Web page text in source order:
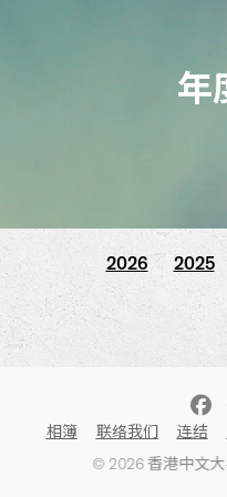
年
2026 2025
相簿 联络我们 连结
© 2026 香港中文